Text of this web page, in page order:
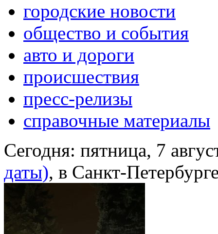
городские новости
общество и события
авто и дороги
происшествия
пресс-релизы
справочные материалы
Сегодня: пятница, 7
даты), в Санкт-